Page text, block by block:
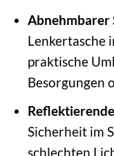
Lenkertasche
praktische
Besorgungen
Sicherheit im
schlechten